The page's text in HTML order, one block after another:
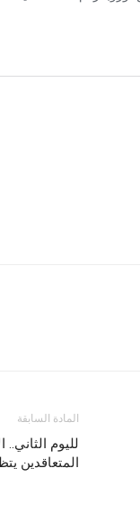
المادة السابقة
لليوم
المتعاقدين